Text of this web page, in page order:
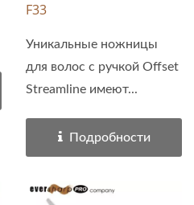
F33
Уникальные ножницы
для волос с ручкой Offset
Streamline имеют...
Подробности